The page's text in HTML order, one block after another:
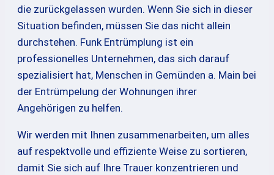
die zurückgelassen wurden. Wenn Sie sich in dieser
Situation befinden, müssen Sie das nicht allein
durchstehen. Funk Entrümplung ist ein
professionelles Unternehmen, das sich darauf
spezialisiert hat, Menschen in Gemünden a. Main bei
der Entrümpelung der Wohnungen ihrer
Angehörigen zu helfen.
Wir werden mit Ihnen zusammenarbeiten, um alles
auf respektvolle und effiziente Weise zu sortieren,
damit Sie sich auf Ihre Trauer konzentrieren und